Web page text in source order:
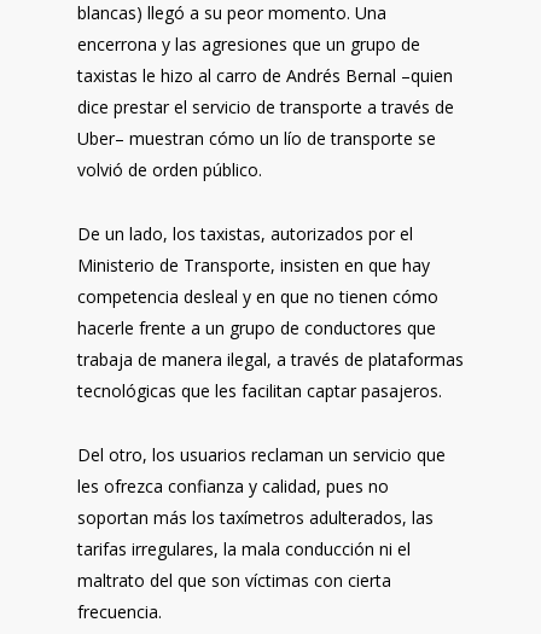
blancas) llegó a su peor momento. Una
encerrona y las agresiones que un grupo de
taxistas le hizo al carro de Andrés Bernal –quien
dice prestar el servicio de transporte a través de
Uber– muestran cómo un lío de transporte se
volvió de orden público.
De un lado, los taxistas, autorizados por el
Ministerio de Transporte, insisten en que hay
competencia desleal y en que no tienen cómo
hacerle frente a un grupo de conductores que
trabaja de manera ilegal, a través de plataformas
tecnológicas que les facilitan captar pasajeros.
Del otro, los usuarios reclaman un servicio que
les ofrezca confianza y calidad, pues no
soportan más los taxímetros adulterados, las
tarifas irregulares, la mala conducción ni el
maltrato del que son víctimas con cierta
frecuencia.